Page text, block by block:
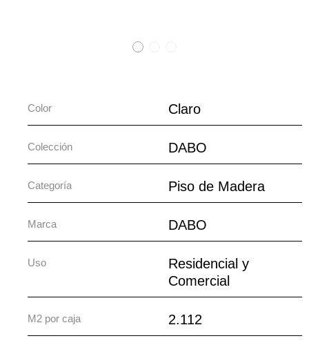
Color Claro
Colección DABO
Categoría Piso de Madera
Marca DABO
Uso
Residencial y
Comercial
M2 por caja 2.112